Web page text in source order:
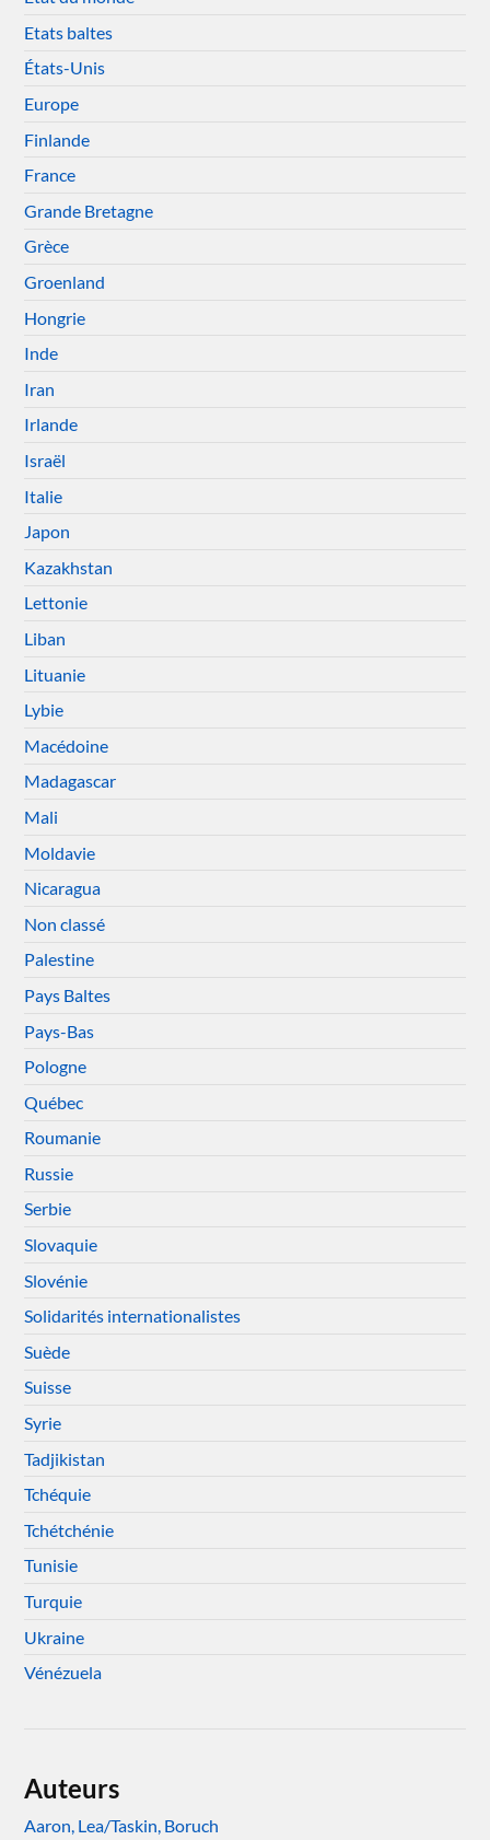
Etats baltes
États-Unis
Europe
Finlande
France
Grande Bretagne
Grèce
Groenland
Hongrie
Inde
Iran
Irlande
Israël
Italie
Japon
Kazakhstan
Lettonie
Liban
Lituanie
Lybie
Macédoine
Madagascar
Mali
Moldavie
Nicaragua
Non classé
Palestine
Pays Baltes
Pays-Bas
Pologne
Québec
Roumanie
Russie
Serbie
Slovaquie
Slovénie
Solidarités internationalistes
Suède
Suisse
Syrie
Tadjikistan
Tchéquie
Tchétchénie
Tunisie
Turquie
Ukraine
Vénézuela
Auteurs
Aaron, Lea/Taskin, Boruch